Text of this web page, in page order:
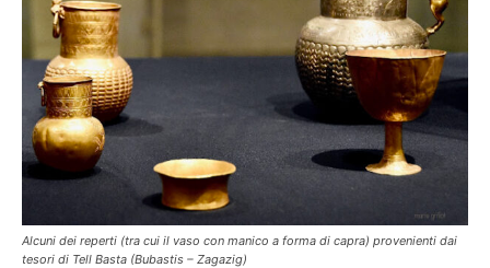
Alcuni dei reperti (tra cui il vaso con manico a forma di capra) provenienti dai
tesori di Tell Basta (Bubastis – Zagazig)